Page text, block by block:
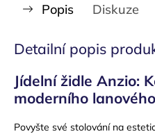
Popis Diskuze
Detailní popis
Jídelní židle Anzio:
moderního
Povyšte své stolování na